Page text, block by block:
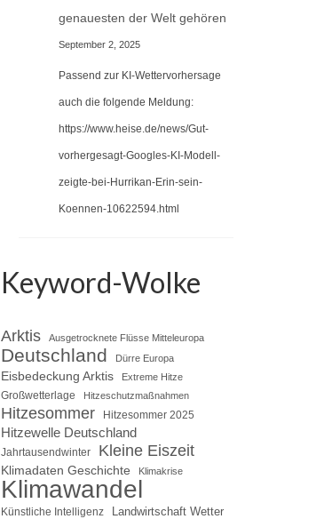
genauesten der Welt gehören
September 2, 2025
Passend zur KI-Wettervorhersage
auch die folgende Meldung:
https://www.heise.de/news/Gut-
vorhergesagt-Googles-KI-Modell-
zeigte-bei-Hurrikan-Erin-sein-
Koennen-10622594.html
Keyword-Wolke
Arktis Ausgetrocknete Flüsse Mitteleuropa
Deutschland Dürre Europa
Eisbedeckung Arktis Extreme Hitze
Großwetterlage Hitzeschutzmaßnahmen
Hitzesommer Hitzesommer 2025
Hitzewelle Deutschland
Jahrtausendwinter Kleine Eiszeit
Klimadaten Geschichte Klimakrise
Klimawandel
Künstliche Intelligenz Landwirtschaft Wetter